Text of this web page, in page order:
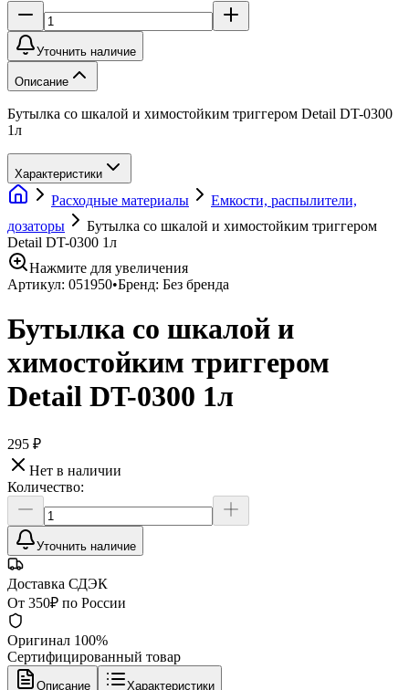
Уточнить наличие
Описание
Бутылка со шкалой и химостойким триггером Detail DT-0300
1л
Характеристики
Расходные материалы
Емкости, распылители,
дозаторы
Бутылка со шкалой и химостойким триггером
Detail DT-0300 1л
Нажмите для увеличения
Артикул: 051950•Бренд: Без бренда
Бутылка со шкалой и
химостойким триггером
Detail DT-0300 1л
295 ₽
Нет в наличии
Количество:
Уточнить наличие
Доставка СДЭК
От 350₽ по России
Оригинал 100%
Сертифицированный товар
Описание Характеристики